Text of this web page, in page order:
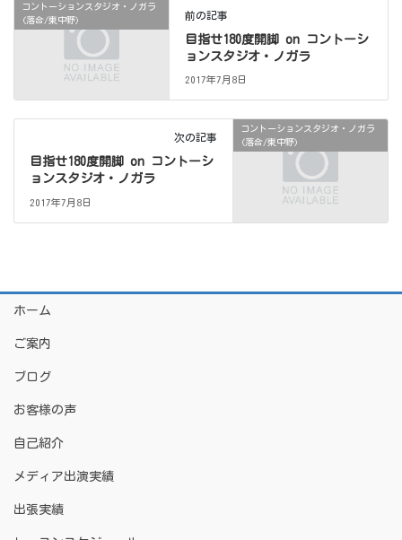
コントーションスタジオ・ノガラ
(落合/東中野)
前の記事
目指せ180度開脚 on コントーシ
ョンスタジオ・ノガラ
2017年7月8日
コントーションスタジオ・ノガラ
(落合/東中野)
次の記事
目指せ180度開脚 on コントーシ
ョンスタジオ・ノガラ
2017年7月8日
ホーム
ご案内
ブログ
お客様の声
自己紹介
メディア出演実績
出張実績